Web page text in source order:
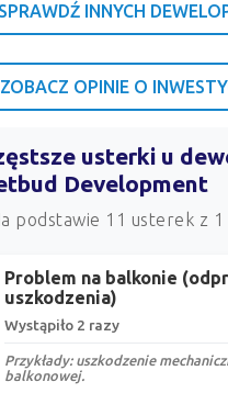
SPRAWDŹ INNYCH
ZOBACZ OPINIE O
usterki u
Development
podstawie 11 usterek z 1
Problem na balkonie
uszkodzenia)
Wystąpiło 2 razy
Przykłady: uszkodzenie
balkonowej.